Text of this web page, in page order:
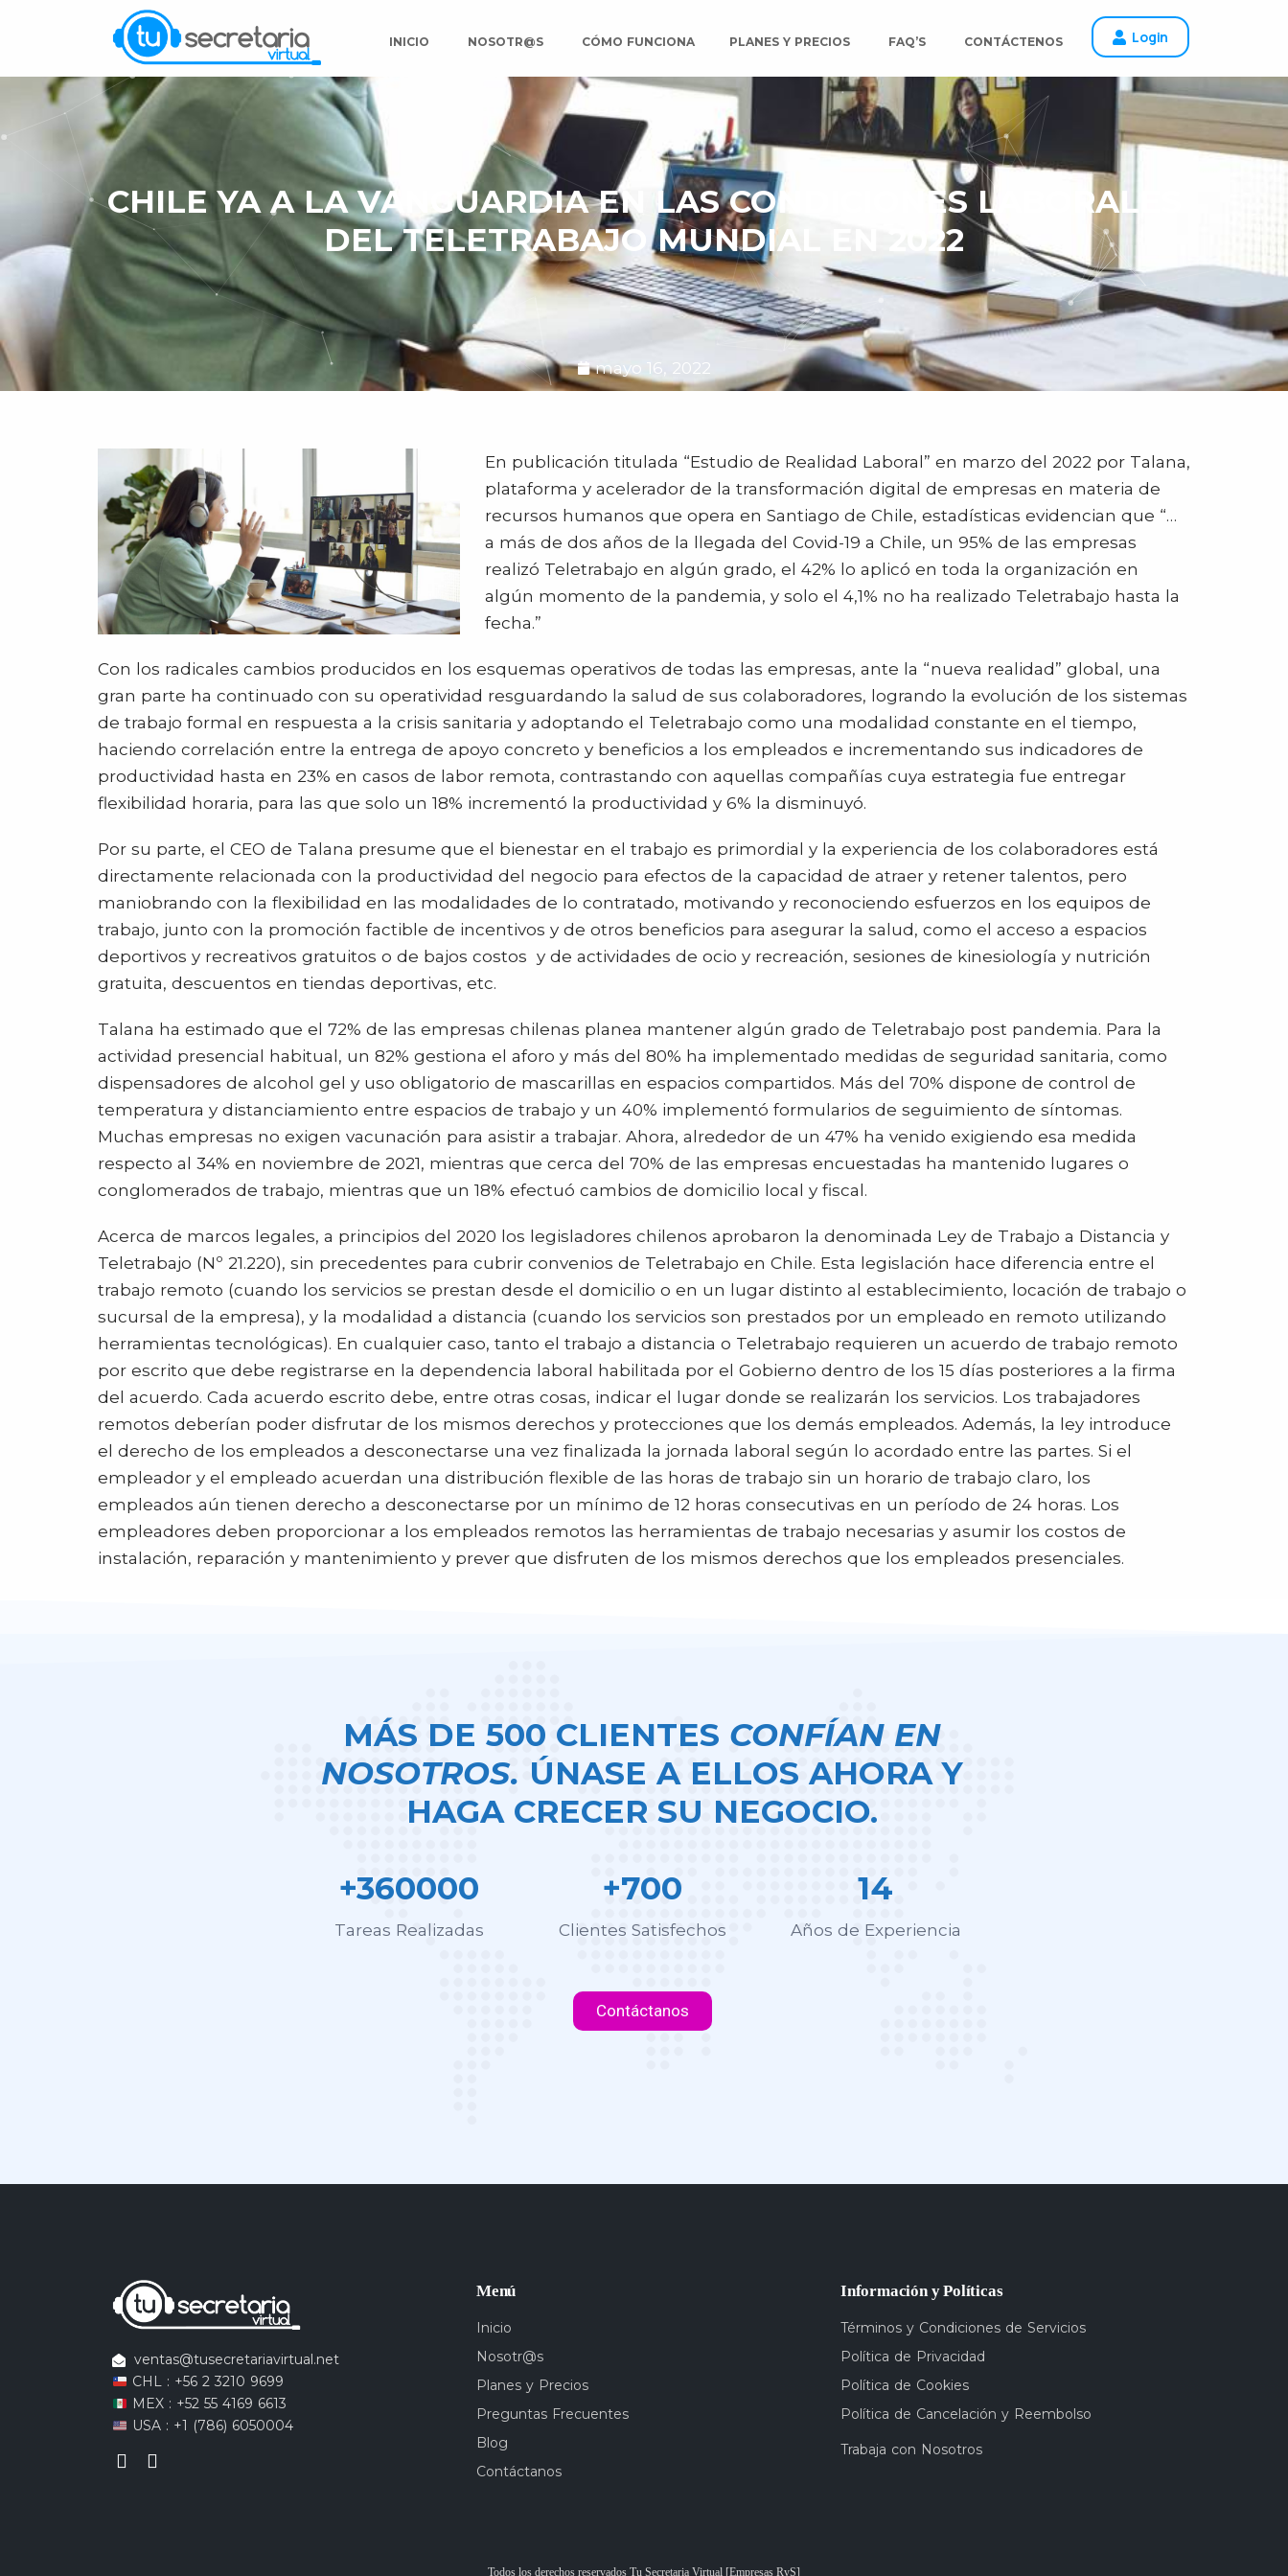
INICIO NOSOTR@S CÓMO FUNCIONA PLANES Y PRECIOS FAQ’S CONTÁCTENOS Login
CHILE YA A LA VANGUARDIA EN LAS CONDICIONES LABORALES
DEL TELETRABAJO MUNDIAL EN 2022
mayo 16, 2022
En publicación titulada “Estudio de Realidad Laboral” en marzo del 2022 por Talana,
plataforma y acelerador de la transformación digital de empresas en materia de
recursos humanos que opera en Santiago de Chile, estadísticas evidencian que “…
a más de dos años de la llegada del Covid-19 a Chile, un 95% de las empresas
realizó Teletrabajo en algún grado, el 42% lo aplicó en toda la organización en
algún momento de la pandemia, y solo el 4,1% no ha realizado Teletrabajo hasta la
fecha.”
Con los radicales cambios producidos en los esquemas operativos de todas las empresas, ante la “nueva realidad” global, una
gran parte ha continuado con su operatividad resguardando la salud de sus colaboradores, logrando la evolución de los sistemas
de trabajo formal en respuesta a la crisis sanitaria y adoptando el Teletrabajo como una modalidad constante en el tiempo,
haciendo correlación entre la entrega de apoyo concreto y beneficios a los empleados e incrementando sus indicadores de
productividad hasta en 23% en casos de labor remota, contrastando con aquellas compañías cuya estrategia fue entregar
flexibilidad horaria, para las que solo un 18% incrementó la productividad y 6% la disminuyó.
Por su parte, el CEO de Talana presume que el bienestar en el trabajo es primordial y la experiencia de los colaboradores está
directamente relacionada con la productividad del negocio para efectos de la capacidad de atraer y retener talentos, pero
maniobrando con la flexibilidad en las modalidades de lo contratado, motivando y reconociendo esfuerzos en los equipos de
trabajo, junto con la promoción factible de incentivos y de otros beneficios para asegurar la salud, como el acceso a espacios
deportivos y recreativos gratuitos o de bajos costos y de actividades de ocio y recreación, sesiones de kinesiología y nutrición
gratuita, descuentos en tiendas deportivas, etc.
Talana ha estimado que el 72% de las empresas chilenas planea mantener algún grado de Teletrabajo post pandemia. Para la
actividad presencial habitual, un 82% gestiona el aforo y más del 80% ha implementado medidas de seguridad sanitaria, como
dispensadores de alcohol gel y uso obligatorio de mascarillas en espacios compartidos. Más del 70% dispone de control de
temperatura y distanciamiento entre espacios de trabajo y un 40% implementó formularios de seguimiento de síntomas.
Muchas empresas no exigen vacunación para asistir a trabajar. Ahora, alrededor de un 47% ha venido exigiendo esa medida
respecto al 34% en noviembre de 2021, mientras que cerca del 70% de las empresas encuestadas ha mantenido lugares o
conglomerados de trabajo, mientras que un 18% efectuó cambios de domicilio local y fiscal.
Acerca de marcos legales, a principios del 2020 los legisladores chilenos aprobaron la denominada Ley de Trabajo a Distancia y
Teletrabajo (Nº 21.220), sin precedentes para cubrir convenios de Teletrabajo en Chile. Esta legislación hace diferencia entre el
trabajo remoto (cuando los servicios se prestan desde el domicilio o en un lugar distinto al establecimiento, locación de trabajo o
sucursal de la empresa), y la modalidad a distancia (cuando los servicios son prestados por un empleado en remoto utilizando
herramientas tecnológicas). En cualquier caso, tanto el trabajo a distancia o Teletrabajo requieren un acuerdo de trabajo remoto
por escrito que debe registrarse en la dependencia laboral habilitada por el Gobierno dentro de los 15 días posteriores a la firma
del acuerdo. Cada acuerdo escrito debe, entre otras cosas, indicar el lugar donde se realizarán los servicios. Los trabajadores
remotos deberían poder disfrutar de los mismos derechos y protecciones que los demás empleados. Además, la ley introduce
el derecho de los empleados a desconectarse una vez finalizada la jornada laboral según lo acordado entre las partes. Si el
empleador y el empleado acuerdan una distribución flexible de las horas de trabajo sin un horario de trabajo claro, los
empleados aún tienen derecho a desconectarse por un mínimo de 12 horas consecutivas en un período de 24 horas. Los
empleadores deben proporcionar a los empleados remotos las herramientas de trabajo necesarias y asumir los costos de
instalación, reparación y mantenimiento y prever que disfruten de los mismos derechos que los empleados presenciales.
MÁS DE 500 CLIENTES CONFÍAN EN
NOSOTROS. ÚNASE A ELLOS AHORA Y
HAGA CRECER SU NEGOCIO.
+360000
Tareas Realizadas
+700
Clientes Satisfechos
14
Años de Experiencia
Contáctanos
ventas@tusecretariavirtual.net
CHL : +56 2 3210 9699
MEX : +52 55 4169 6613
USA : +1 (786) 6050004
Menú
Inicio
Nosotr@s
Planes y Precios
Preguntas Frecuentes
Blog
Contáctanos
Información y Políticas
Términos y Condiciones de Servicios
Política de Privacidad
Política de Cookies
Política de Cancelación y Reembolso
Trabaja con Nosotros
Todos los derechos reservados Tu Secretaria Virtual [Empresas RyS]